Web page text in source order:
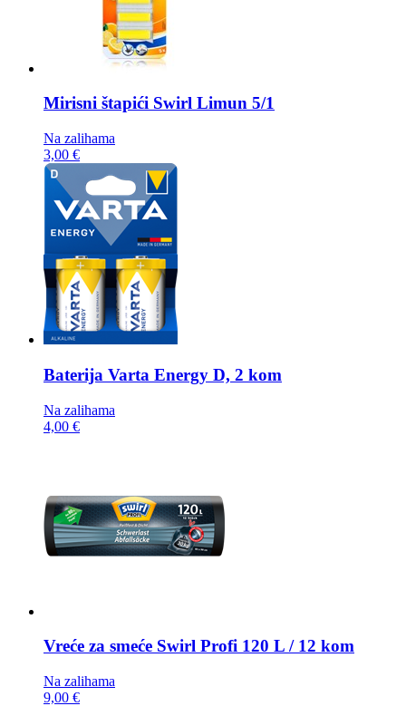
Mirisni štapići Swirl Limun 5/1
Na zalihama
3,00 €
Baterija Varta Energy D, 2 kom
Na zalihama
4,00 €
Vreće za smeće Swirl Profi 120 L / 12 kom
Na zalihama
9,00 €